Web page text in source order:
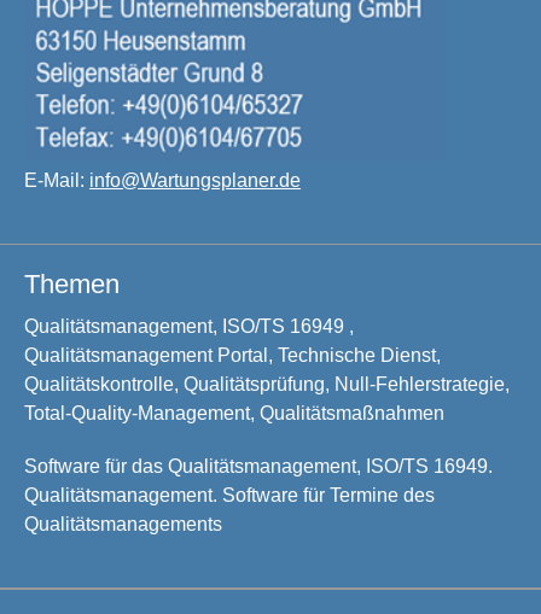
E-Mail: info@Wartungsplaner.de
Themen
Qualitätsmanagement, ISO/TS 16949 ,
Qualitätsmanagement Portal, Technische Dienst,
Qualitätskontrolle, Qualitätsprüfung, Null-Fehlerstrategie,
Total-Quality-Management, Qualitätsmaßnahmen
Software für das Qualitätsmanagement, ISO/TS 16949.
Qualitätsmanagement. Software für Termine des
Qualitätsmanagements